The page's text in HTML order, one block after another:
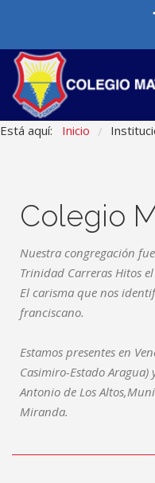
Está aquí: Inicio /
Colegio
Nuestra congregación
Trinidad Carreras Hitos
El carisma que nos
franciscano.
Estamos presentes en
Casimiro-Estado
Antonio de Los
Miranda.